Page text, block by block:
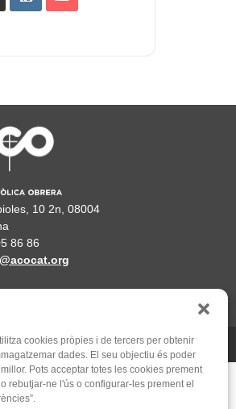
cookies pròpies i de tercers per obtenir
dades. El seu objectiu és poder
Pots acceptar totes les cookies prement
o rebutjar-ne l'ús o configurar-les prement el
10 2n, 08004
86 86
deMauricio Mardones